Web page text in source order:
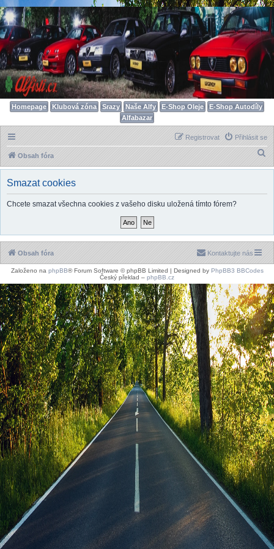
Homepage Klubová zóna Srazy Naše Alfy E-Shop Oleje
E-Shop Autodíly
Alfabazar
Přihlásit se
Registrovat
Obsah fóra
l
Smazat cookies
Chcete smazat všechna cookies z vašeho disku uložená tímto fórem?
Obsah fóra Kontaktujte nás
Založeno na phpBB® Forum Software © phpBB Limited | Designed by PhpBB3 BBCodes
Český překlad – phpBB.cz